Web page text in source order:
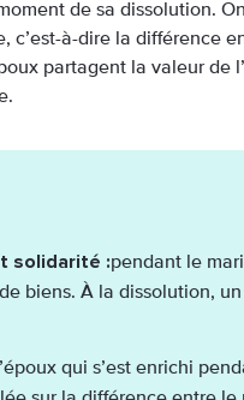
de sa dissolution.
c’est-à-dire la différence
partagent la valeur de
solidarité :pendant le
biens. À la dissolution,
qui s’est enrichi